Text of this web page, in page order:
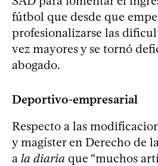
fútbol que desde que
profesionalizarse las
vez mayores y se tornó
abogado.
Deportivo-empresarial
Respecto a las
y magíster en Derecho de
a la diaria que “muchos